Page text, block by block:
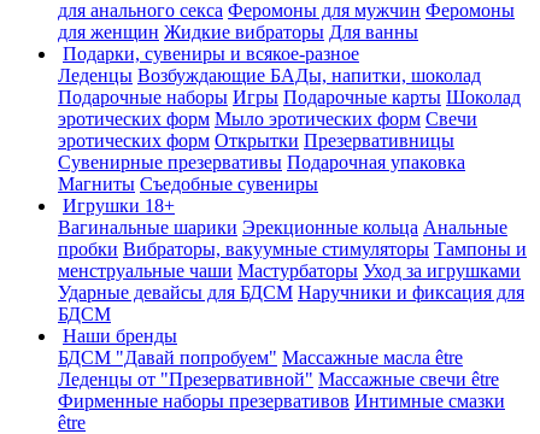
для анального секса Феромоны для мужчин Феромоны
для женщин Жидкие вибраторы Для ванны
Подарки, сувениры и всякое-разное
Леденцы Возбуждающие БАДы, напитки, шоколад
Подарочные наборы Игры Подарочные карты Шоколад
эротических форм Мыло эротических форм Свечи
эротических форм Открытки Презервативницы
Сувенирные презервативы Подарочная упаковка
Магниты Съедобные сувениры
Игрушки 18+
Вагинальные шарики Эрекционные кольца Анальные
пробки Вибраторы, вакуумные стимуляторы Тампоны и
менструальные чаши Мастурбаторы Уход за игрушками
Ударные девайсы для БДСМ Наручники и фиксация для
БДСМ
Наши бренды
БДСМ "Давай попробуем" Массажные масла être
Леденцы от "Презервативной" Массажные свечи être
Фирменные наборы презервативов Интимные смазки
être